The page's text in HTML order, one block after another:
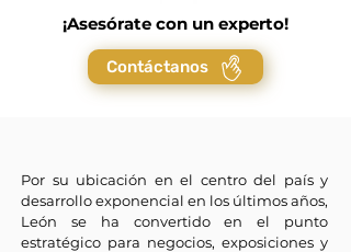
¡Asesórate con un experto!
Contáctanos
Por su ubicación en el centro del país y
desarrollo exponencial en los últimos años,
León se ha convertido en el punto
estratégico para negocios, exposiciones y